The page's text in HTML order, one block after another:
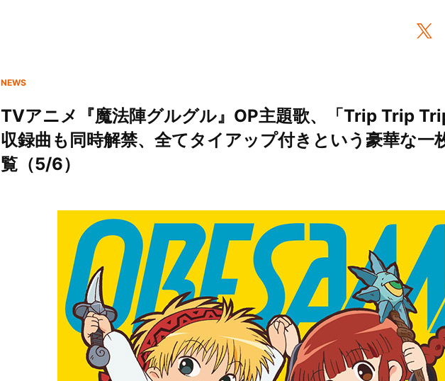
NEWS
TVアニメ『魔法陣グルグル』OP主題歌、「Trip Trip
収録曲も同時解禁、全てタイアップ付きという豪華な一
覧（5/6）